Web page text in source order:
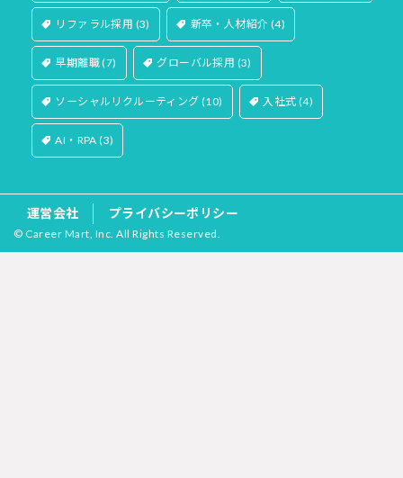
リファラル採用 (3) 新卒・人材紹介 (4)
早期離職(7) グローバル採用 (3)
ソーシャルリクルーティング (10) 入社式 (4)
AI・RPA (3)
運営会社 プライバシーポリシー
© Career Mart, Inc. All Rights Reserved.